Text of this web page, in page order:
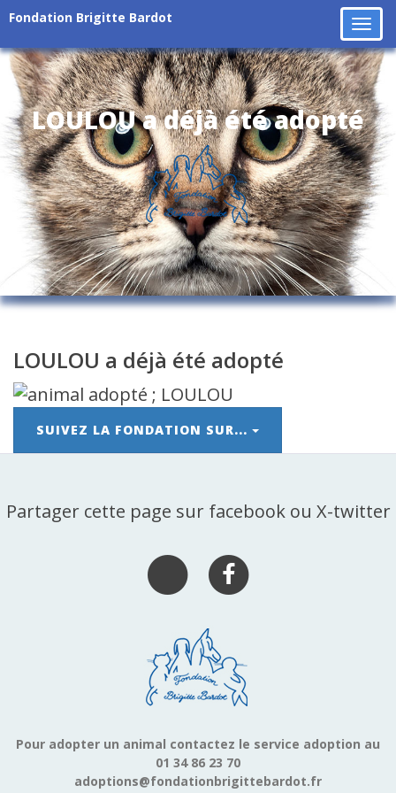
Fondation Brigitte Bardot
LOULOU a déjà été adopté
LOULOU a déjà été adopté
SUIVEZ LA FONDATION SUR...
Partager cette page sur facebook ou X-twitter
Pour adopter un animal contactez le service adoption au
01 34 86 23 70
adoptions@fondationbrigittebardot.fr